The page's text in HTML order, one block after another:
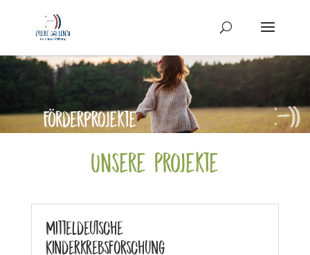
Unsere Projekte
Mitteldeutsche
Kinderkrebsforschung